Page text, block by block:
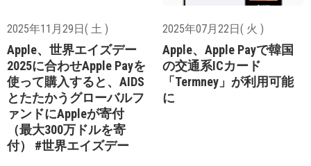
2025年11月29日( 土 )
Apple、世界エイズデー
2025に合わせApple Payを
使って購入すると、AIDS
とたたかうグローバルフ
ァンドにAppleが寄付
（最大300万ドルを寄
付） #世界エイズデー
2025年07月22日( 火 )
Apple、Apple Payで韓国
の交通系ICカード
「Termney」が利用可能
に